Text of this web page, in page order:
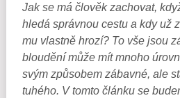
Jak se má člověk zachovat,
hledá správnou cestu a kdy už
mu vlastně hrozí? To vše jsou
bloudění může mít mnoho
svým způsobem zábavné, ale
tuhého. V tomto článku se